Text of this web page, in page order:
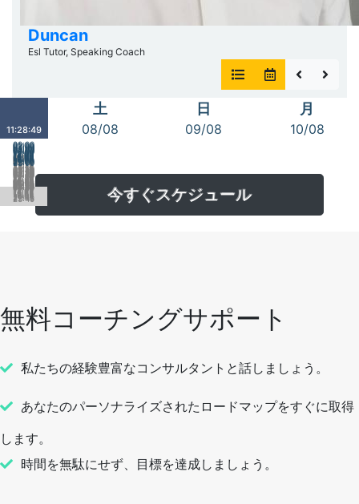
Duncan
Esl Tutor, Speaking Coach
11:28:49
土
08/08
日
09/08
月
10/08
00:00
00:15
00:30
00:45
01:00
01:15
01:30
01:45
02:00
02:15
02:30
02:45
03:00
03:15
03:30
03:45
04:00
04:15
04:30
04:45
05:00
05:15
05:30
05:45
06:00
06:15
06:30
06:45
07:00
07:15
07:30
07:45
08:00
08:15
08:30
08:45
09:00
09:15
09:30
09:45
10:00
10:15
10:30
10:45
11:00
11:15
11:30
11:45
12:00
12:15
12:30
12:45
13:00
13:15
13:30
13:45
14:00
14:15
14:30
14:45
15:00
15:15
15:30
15:45
16:00
16:15
16:30
16:45
17:00
17:15
17:30
17:45
18:00
18:15
18:30
18:45
19:00
19:15
19:30
19:45
20:00
20:15
20:30
20:45
21:00
21:15
21:30
21:45
22:00
22:15
22:30
22:45
23:00
23:15
23:30
23:45
今すぐスケジュール
無料コーチングサポート
私たちの経験豊富なコンサルタントと話しましょう。
あなたのパーソナライズされたロードマップをすぐに取得
します。
時間を無駄にせず、目標を達成しましょう。